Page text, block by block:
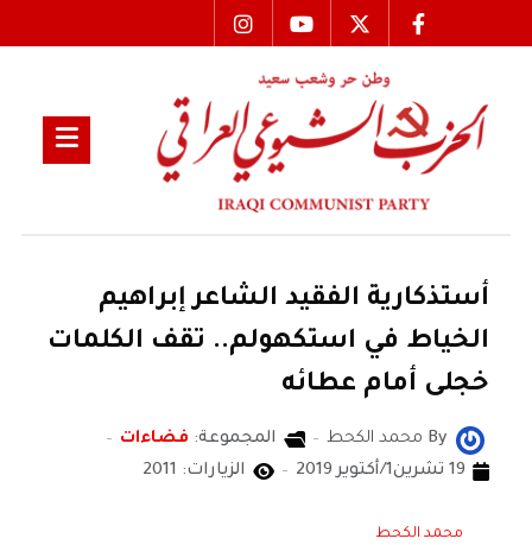
أستذكارية الفقيد الشاعر إبراهيم
الخياط في استكهولم.. تقف الكلمات
خجلى أمام عطائه
By محمد الكحط المجموعة: فضاءات
19 تشرين1/أكتوير 2019
الزيارات: 2011
محمد الكحط